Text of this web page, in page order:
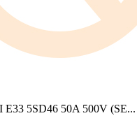
5SD46 50A 500V (SE...